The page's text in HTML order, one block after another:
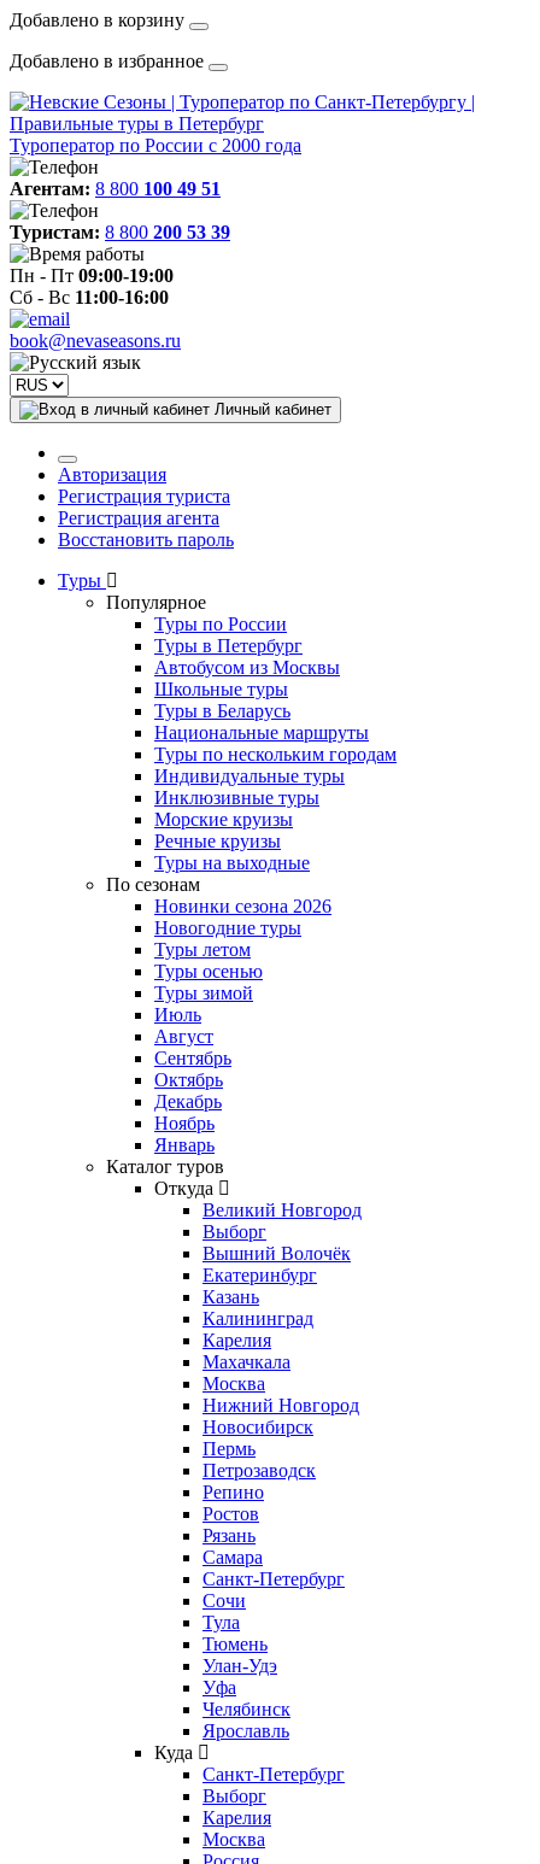
Добавлено в корзину
Добавлено в избранное
Туроператор по России с 2000 года
Агентам: 8 800 100 49 51
Туристам: 8 800 200 53 39
Пн - Пт 09:00-19:00
Сб - Вс 11:00-16:00
book@nevaseasons.ru
Личный кабинет
Авторизация
Регистрация туриста
Регистрация агента
Восстановить пароль
Туры
Популярное
Туры по России
Туры в Петербург
Автобусом из Москвы
Школьные туры
Туры в Беларусь
Национальные маршруты
Туры по нескольким городам
Индивидуальные туры
Инклюзивные туры
Морские круизы
Речные круизы
Туры на выходные
По сезонам
Новинки сезона 2026
Новогодние туры
Туры летом
Туры осенью
Туры зимой
Июль
Август
Сентябрь
Октябрь
Декабрь
Ноябрь
Январь
Каталог туров
Откуда
Великий Новгород
Выборг
Вышний Волочёк
Екатеринбург
Казань
Калининград
Карелия
Махачкала
Москва
Нижний Новгород
Новосибирск
Пермь
Петрозаводск
Репино
Ростов
Рязань
Самара
Санкт-Петербург
Сочи
Тула
Тюмень
Улан-Удэ
Уфа
Челябинск
Ярославль
Куда
Санкт-Петербург
Выборг
Карелия
Москва